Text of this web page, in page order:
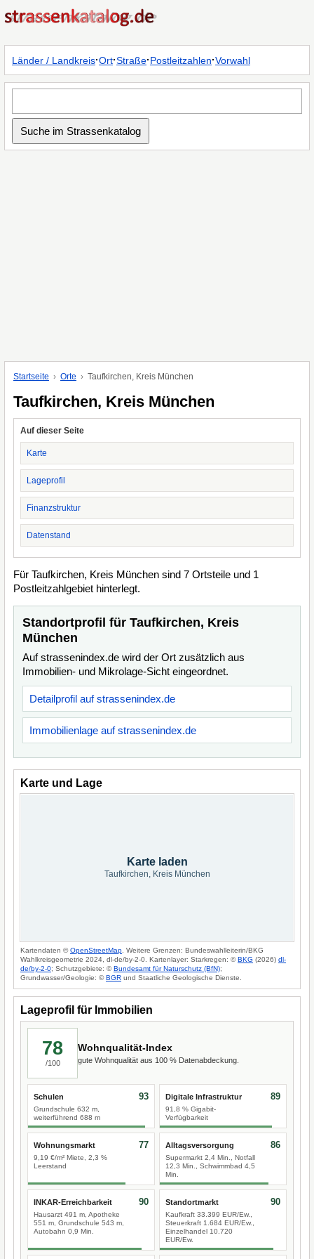
Länder / Landkreis·Ort·Straße·Postleitzahlen·Vorwahl
Startseite Orte Taufkirchen, Kreis München
Taufkirchen, Kreis München
Auf dieser Seite
Karte
Lageprofil
Finanzstruktur
Datenstand
Für Taufkirchen, Kreis München sind 7 Ortsteile und 1
Postleitzahlgebiet hinterlegt.
Standortprofil für Taufkirchen, Kreis
München
Auf strassenindex.de wird der Ort zusätzlich aus
Immobilien- und Mikrolage-Sicht eingeordnet.
Detailprofil auf strassenindex.de
Immobilienlage auf strassenindex.de
Karte und Lage
Karte laden
Taufkirchen, Kreis München
Kartendaten ©OpenStreetMap . Weitere Grenzen: Bundeswahlleiterin/BKG
Wahlkreisgeometrie 2024, dl-de/by-2-0. Kartenlayer: Starkregen: ©BKG (2026) dl-
de/by-2-0; Schutzgebiete: ©Bundesamt für Naturschutz (BfN);
Grundwasser/Geologie: ©BGR und Staatliche Geologische Dienste.
Lageprofil für Immobilien
78
/100
Wohnqualität-Index
gute Wohnqualität aus 100 % Datenabdeckung.
Schulen
Grundschule 632 m,
weiterführend 688 m
93 Digitale Infrastruktur
91,8 % Gigabit-
Verfügbarkeit
89
Wohnungsmarkt
9,19 €/m² Miete, 2,3 %
Leerstand
77 Alltagsversorgung
Supermarkt 2,4 Min., Notfall
12,3 Min., Schwimmbad 4,5
Min.
86
INKAR-Erreichbarkeit
Hausarzt 491 m, Apotheke
551 m, Grundschule 543 m,
Autobahn 0,9 Min.
90 Standortmarkt
Kaufkraft 33.399 EUR/Ew.,
Steuerkraft 1.684 EUR/Ew.,
Einzelhandel 10.720
EUR/Ew.
90